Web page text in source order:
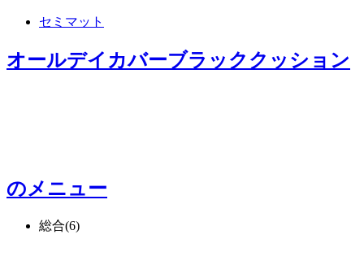
セミマット
オールデイカバーブラッククッション
のメニュー
総合(6)